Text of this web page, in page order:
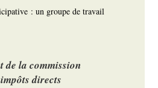
: un groupe de travail
de la commission
directs